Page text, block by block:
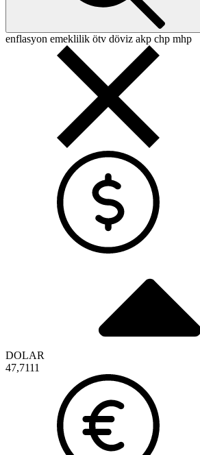
enflasyon emeklilik ötv döviz akp chp mhp
DOLAR
47,7111